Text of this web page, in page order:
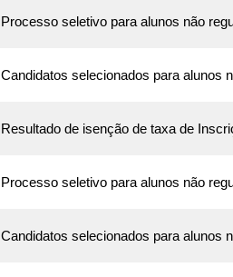
Processo seletivo para alunos não
Candidatos selecionados para alunos
Resultado de isenção de taxa de
Processo seletivo para alunos não
Candidatos selecionados para alunos
FONTOURA
MINAS GERAIS